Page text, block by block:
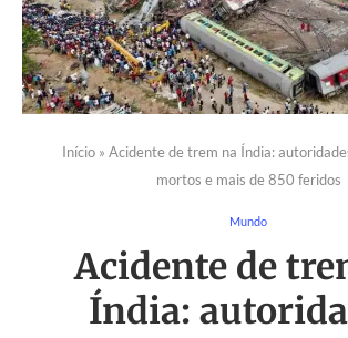
Início » Acidente de trem na Índia:
mortos e mais de 850 feridos
Mundo
Acidente de
Índia: